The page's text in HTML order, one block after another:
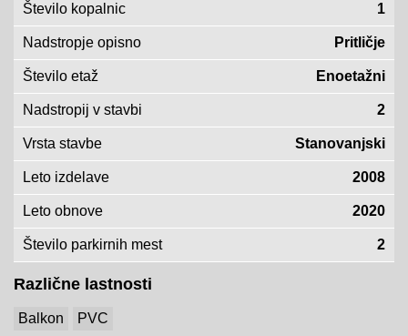
Število kopalnic 1
Nadstropje opisno Pritličje
Število etaž Enoetažni
Nadstropij v stavbi 2
Vrsta stavbe Stanovanjski
Leto izdelave 2008
Leto obnove 2020
Število parkirnih mest 2
Različne lastnosti
Balkon PVC